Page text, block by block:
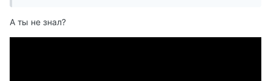
А ты не знал?